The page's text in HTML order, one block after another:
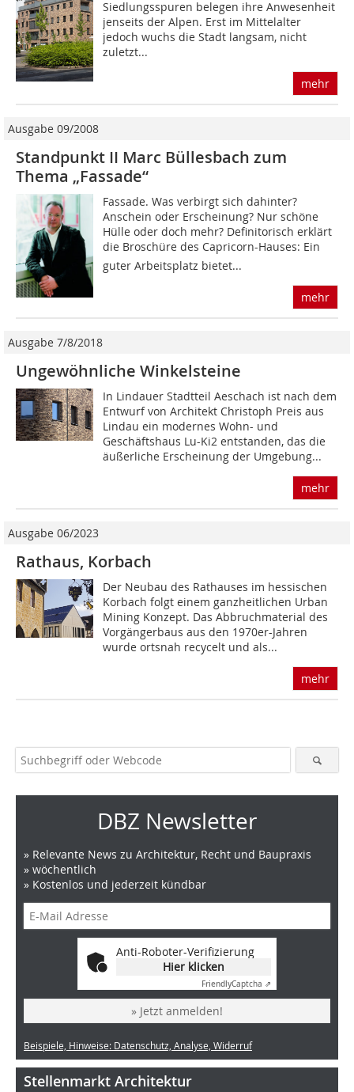
Siedlungsspuren belegen ihre Anwesenheit
jenseits der Alpen. Erst im Mittelalter
jedoch wuchs die Stadt langsam, nicht
zuletzt...
mehr
Ausgabe 09/2008
Standpunkt II Marc Büllesbach zum
Thema „Fassade“
Fassade. Was verbirgt sich dahinter?
Anschein oder Erscheinung? Nur schöne
Hülle oder doch mehr? Definitorisch erklärt
die Broschüre des Capricorn-Hauses: Ein
guter Arbeitsplatz bietet...
mehr
Ausgabe 7/8/2018
Ungewöhnliche Winkelsteine
In Lindauer Stadtteil Aeschach ist nach dem
Entwurf von Architekt Christoph Preis aus
Lindau ein modernes Wohn- und
Geschäftshaus Lu-Ki2 entstanden, das die
äußerliche Erscheinung der Umgebung...
mehr
Ausgabe 06/2023
Rathaus, Korbach
Der Neubau des Rathauses im hessischen
Korbach folgt einem ganzheitlichen Urban
Mining Konzept. Das Abbruchmaterial des
Vorgängerbaus aus den 1970er-Jahren
wurde ortsnah recycelt und als...
mehr
DBZ Newsletter
» Relevante News zu Architektur, Recht und Baupraxis
» wöchentlich
» Kostenlos und jederzeit kündbar
Anti-Roboter-Verifizierung
Hier klicken
FriendlyCaptcha ⇗
» Jetzt anmelden!
Beispiele, Hinweise: Datenschutz, Analyse, Widerruf
Stellenmarkt Architektur